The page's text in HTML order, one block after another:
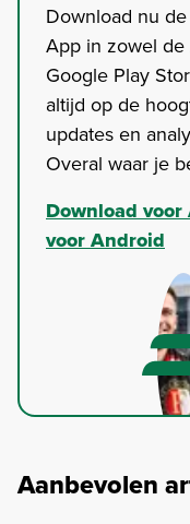
Download nu
App in zowel
Google Play
altijd op de
updates en
Overal waar je
Download
voor Android
Aanbevolen